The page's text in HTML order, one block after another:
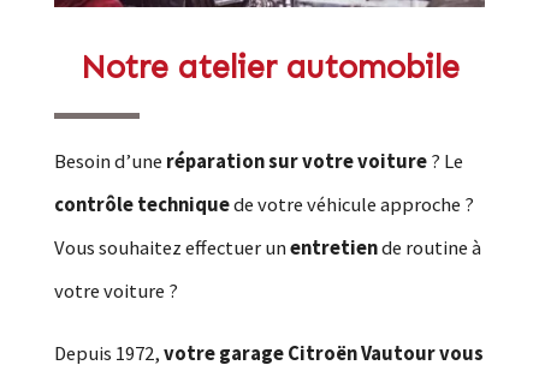
Notre atelier automobile
Besoin d’une réparation sur votre voiture? Le
contrôle techniquede votre véhicule approche ?
Vous souhaitez effectuer unentretiende routine à
votre voiture ?
Depuis 1972,votre garage Citroën Vautour vous